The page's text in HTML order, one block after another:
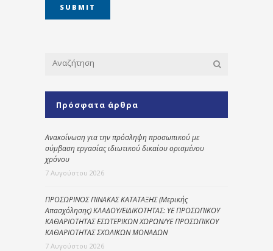
Πρόσφατα άρθρα
Ανακοίνωση για την πρόσληψη προσωπικού με
σύμβαση εργασίας ιδιωτικού δικαίου ορισμένου
χρόνου
7 Αυγούστου 2026
ΠΡΟΣΩΡΙΝΟΣ ΠΙΝΑΚΑΣ ΚΑΤΑΤΑΞΗΣ (Μερικής
Απασχόλησης) ΚΛΑΔΟΥ/ΕΙΔΙΚΟΤΗΤΑΣ: ΥΕ ΠΡΟΣΩΠΙΚΟΥ
ΚΑΘΑΡΙΟΤΗΤΑΣ ΕΣΩΤΕΡΙΚΩΝ ΧΩΡΩΝ/ΥΕ ΠΡΟΣΩΠΙΚΟΥ
ΚΑΘΑΡΙΟΤΗΤΑΣ ΣΧΟΛΙΚΩΝ ΜΟΝΑΔΩΝ
7 Αυγούστου 2026